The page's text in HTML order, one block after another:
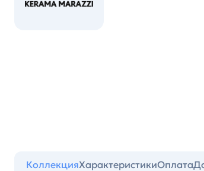
КоллекцияХарактеристикиОплата